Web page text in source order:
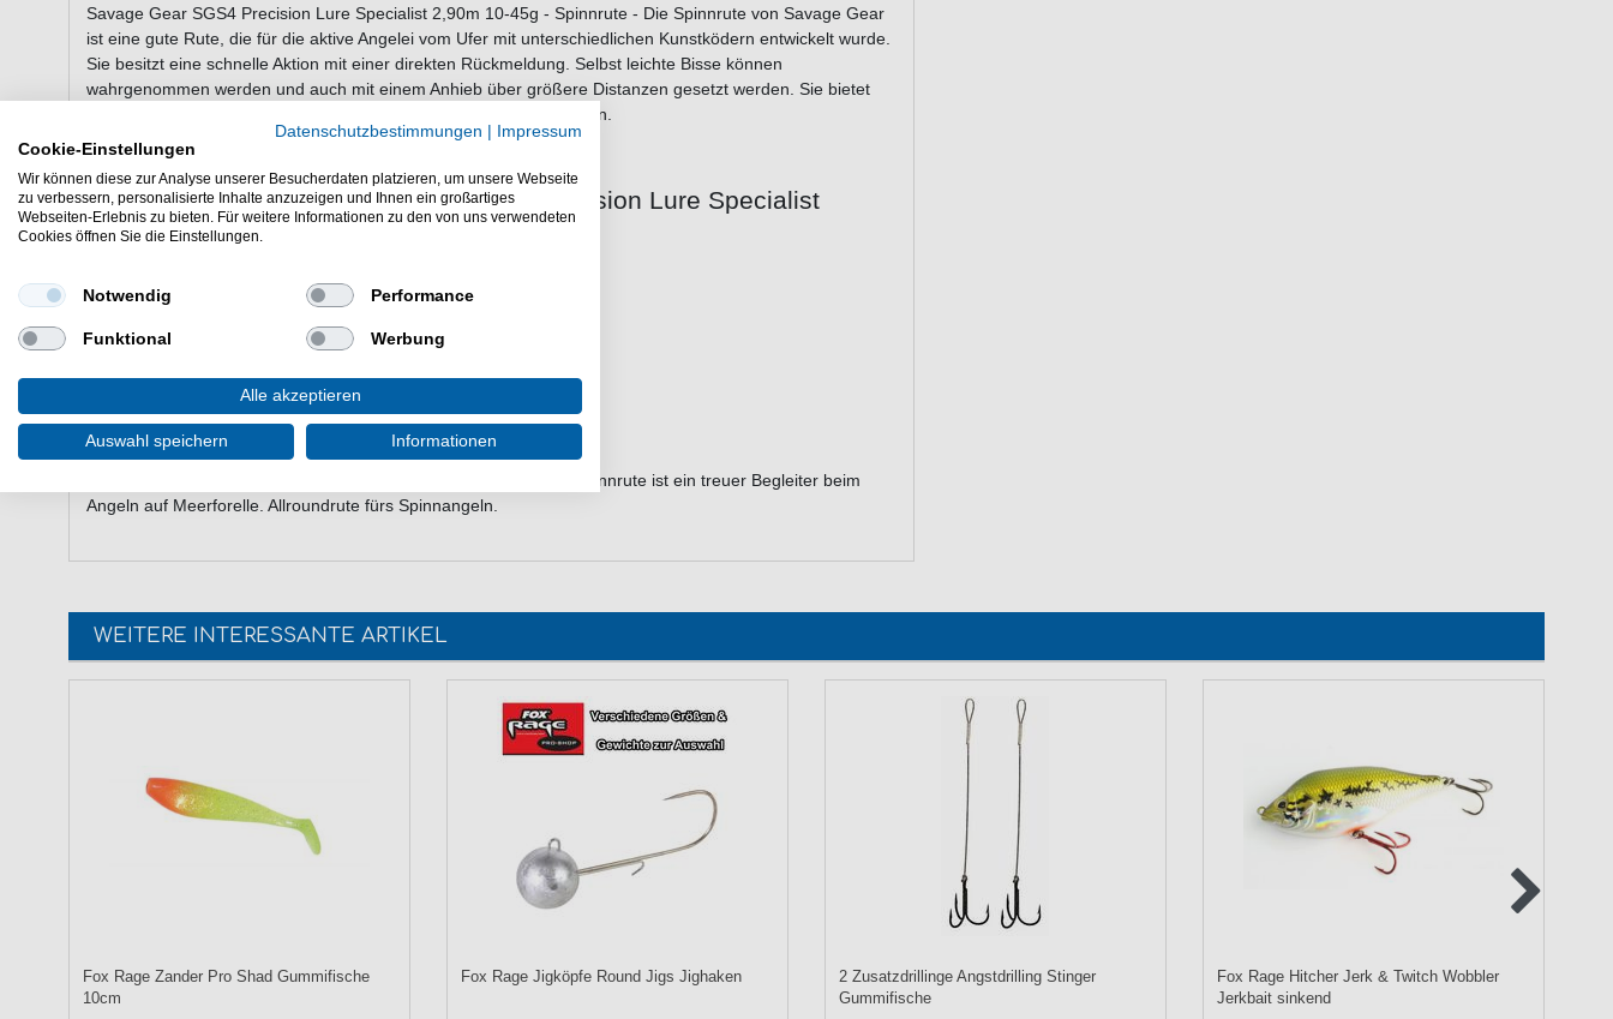
Savage Gear SGS4 Precision Lure Specialist 2,90m 10-45g - Spinnrute - Die Spinnrute von Savage Gear
ist eine gute Rute, die für die aktive Angelei vom Ufer mit unterschiedlichen Kunstködern entwickelt wurde.
Sie besitzt eine schnelle Aktion mit einer direkten Rückmeldung. Selbst leichte Bisse können
wahrgenommen werden und auch mit einem Anhieb über größere Distanzen gesetzt werden. Sie bietet
die Möglichkeit mit Hardbaits und Softbaits auf Raubfische zu angeln.
Eigenschaften der Savage Gear SGS4 Precision Lure Specialist
Spinnrute
Länge: 290cm
2-teilig
Transportlänge: 150cm
Aktion: schnell
gefühlvoller Blank
Die Savage Gear SGS4 Precision Lure Specialist 2,90m 10-45g Spinnrute ist ein treuer Begleiter beim
Angeln auf Meerforelle. Allroundrute fürs Spinnangeln.
WEITERE INTERESSANTE ARTIKEL
Fox Rage Zander Pro Shad Gummifische
10cm
Fox Rage Jigköpfe Round Jigs Jighaken
2 Zusatzdrillinge Angstdrilling Stinger
Gummifische
Fox Rage Hitcher Jerk & Twitch Wobbler
Jerkbait sinkend
Datenschutzbestimmungen
Impressum
Cookie-Einstellungen
Wir können diese zur Analyse unserer Besucherdaten platzieren, um unsere Webseite
zu verbessern, personalisierte Inhalte anzuzeigen und Ihnen ein großartiges
Webseiten-Erlebnis zu bieten. Für weitere Informationen zu den von uns verwendeten
Cookies öffnen Sie die Einstellungen.
Notwendig Performance
Funktional Werbung
Alle akzeptieren
Auswahl speichern Informationen